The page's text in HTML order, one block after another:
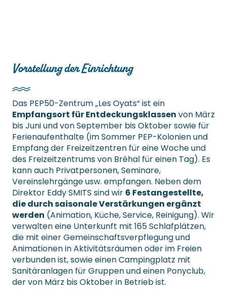
Vorstellung der Einrichtung
Das PEP50-Zentrum „Les Oyats“ ist ein
Empfangsort für Entdeckungsklassen von März
bis Juni und von September bis Oktober sowie für
Ferienaufenthalte (im Sommer PEP-Kolonien und
Empfang der Freizeitzentren für eine Woche und
des Freizeitzentrums von Bréhal für einen Tag). Es
kann auch Privatpersonen, Seminare,
Vereinslehrgänge usw. empfangen. Neben dem
Direktor Eddy SMITS sind wir 6 Festangestellte,
die durch saisonale Verstärkungen ergänzt
werden (Animation, Küche, Service, Reinigung). Wir
verwalten eine Unterkunft mit 165 Schlafplätzen,
die mit einer Gemeinschaftsverpflegung und
Animationen in Aktivitätsräumen oder im Freien
verbunden ist, sowie einen Campingplatz mit
Sanitäranlagen für Gruppen und einen Ponyclub,
der von März bis Oktober in Betrieb ist.